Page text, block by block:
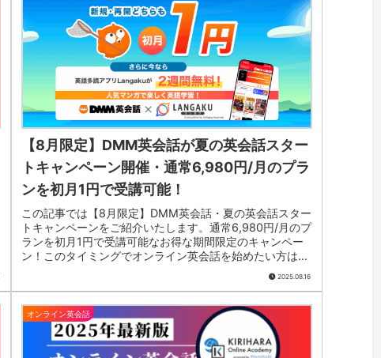
【8月限定】DMM英会話が夏の英会話スター
トキャンペーン開催・通常6,980円/月のプラ
ンを初月1円で受講可能！
この記事では【8月限定】DMM英会話・夏の英会話スター
トキャンペーンをご紹介いたします。通常6,980円/月のプ
ランを初月1円で受講可能なお得な期間限定のキャンペー
ン！このタイミングでオンライン英会話を始めたい方は必
2025.08.16
オンライン英会話